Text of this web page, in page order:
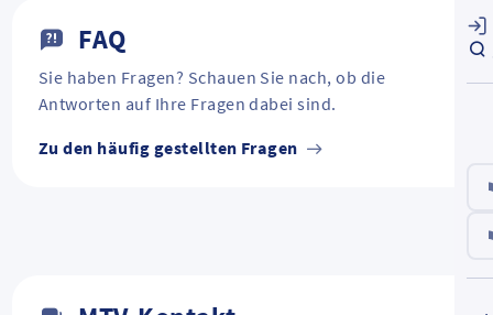
FAQ
Sie haben Fragen? Schauen Sie nach, ob die
Antworten auf Ihre Fragen dabei sind.
Zu den häufig gestellten Fragen